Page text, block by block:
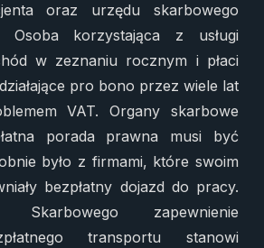
oraz urzędu skarbowego
Osoba korzystająca z usługi
w zeznaniu rocznym i płaci
pro bono przez wiele lat
VAT. Organy skarbowe
porada prawna musi być
było z firmami, które swoim
bezpłatny dojazd do pracy.
Skarbowego zapewnienie
transportu stanowi